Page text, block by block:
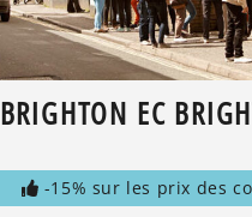
BRIGHTON EC
-15% sur les prix des